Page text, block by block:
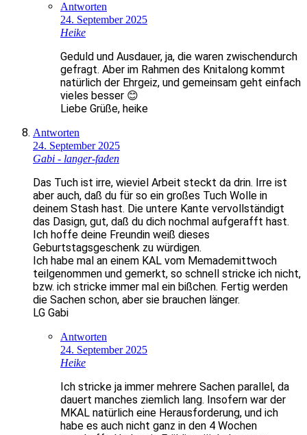
Antworten
24. September 2025
Heike
Geduld und Ausdauer, ja, die waren zwischendurch
gefragt. Aber im Rahmen des Knitalong kommt
natürlich der Ehrgeiz, und gemeinsam geht einfach
vieles besser 😊
Liebe Grüße, heike
Antworten
24. September 2025
Gabi - langer-faden
Das Tuch ist irre, wieviel Arbeit steckt da drin. Irre ist
aber auch, daß du für so ein großes Tuch Wolle in
deinem Stash hast. Die untere Kante vervollständigt
das Dasign, gut, daß du dich nochmal aufgerafft hast.
Ich hoffe deine Freundin weiß dieses
Geburtstagsgeschenk zu würdigen.
Ich habe mal an einem KAL vom Memademittwoch
teilgenommen und gemerkt, so schnell stricke ich nicht,
bzw. ich stricke immer mal ein bißchen. Fertig werden
die Sachen schon, aber sie brauchen länger.
LG Gabi
Antworten
24. September 2025
Heike
Ich stricke ja immer mehrere Sachen parallel, da
dauert manches ziemlich lang. Insofern war der
MKAL natürlich eine Herausforderung, und ich
habe es auch nicht ganz in den 4 Wochen